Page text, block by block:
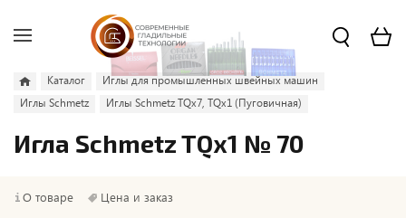
Каталог
Иглы для промышленных швейных машин
Иглы Schmetz
Иглы Schmetz TQx7, TQx1 (Пуговичная)
Игла Schmetz TQx1 № 70
О товаре Цена и заказ